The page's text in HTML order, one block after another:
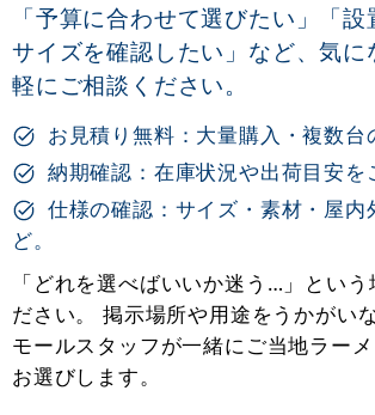
「予算に合わせて選びたい」「設
サイズを確認したい」など、気に
軽にご相談ください。
お見積り無料：大量購入・複数台
納期確認：在庫状況や出荷目安を
仕様の確認：サイズ・素材・屋内
ど。
「どれを選べばいいか迷う…」という
ださい。 掲示場所や用途をうかがい
モールスタッフが一緒にご当地ラー
お選びします。